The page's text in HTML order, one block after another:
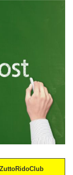
ZuttoRidoClub